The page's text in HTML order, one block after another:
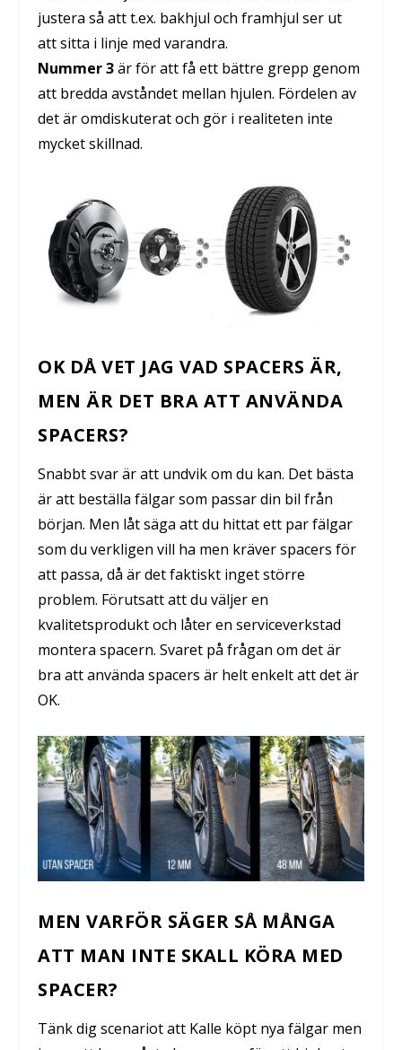
justera så att t.ex. bakhjul och framhjul ser ut
att sitta i linje med varandra.
Nummer 3är för att få ett bättre grepp genom
att bredda avståndet mellan hjulen. Fördelen av
det är omdiskuterat och gör i realiteten inte
mycket skillnad.
OK DÅ VET JAG VAD SPACERS ÄR,
MEN ÄR DET BRA ATT ANVÄNDA
SPACERS?
Snabbt svar är att undvik om du kan. Det bästa
är att beställa fälgar som passar din bil från
början. Men låt säga att du hittat ett par fälgar
som du verkligen vill ha men kräver spacers för
att passa, då är det faktiskt inget större
problem. Förutsatt att du väljer en
kvalitetsprodukt och låter en serviceverkstad
montera spacern. Svaret på frågan om det är
bra att använda spacers är helt enkelt att det är
OK.
MEN VARFÖR SÄGER SÅ MÅNGA
ATT MAN INTE SKALL KÖRA MED
SPACER?
Tänk dig scenariot att Kalle köpt nya fälgar men